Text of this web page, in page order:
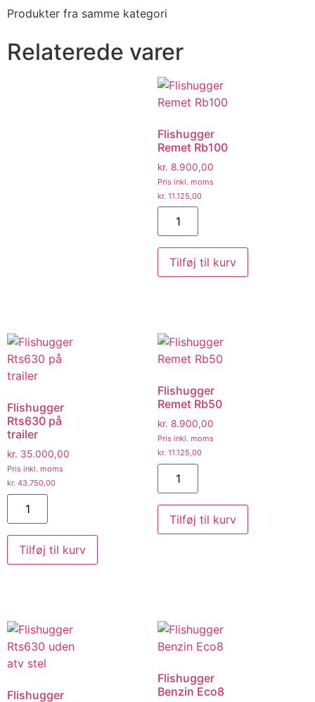
Produkter fra samme kategori
Relaterede varer
Flishugger
Remet Rb100
kr. 8.900,00
Pris inkl. moms
kr. 11.125,00
Tilføj til kurv
Flishugger
Rts630 på
trailer
kr. 35.000,00
Pris inkl. moms
kr. 43.750,00
Tilføj til kurv
Flishugger
Remet Rb50
kr. 8.900,00
Pris inkl. moms
kr. 11.125,00
Tilføj til kurv
Flishugger
Flishugger
Benzin Eco8